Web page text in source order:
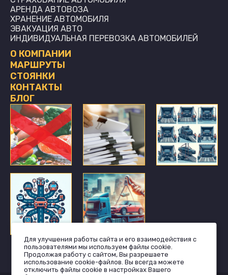
Для улучшения работы сайта и его взаимодействия с
пользователями мы используем файлы cookie.
Продолжая работу с сайтом, Вы разрешаете
использование cookie-файлов. Вы всегда можете
отключить файлы cookie в настройках Вашего
АРЕНДА АВТОВОЗА
ХРАНЕНИЕ АВТОМОБИЛЯ
ЭВАКУАЦИЯ АВТО
ИНДИВИДУАЛЬНАЯ ПЕРЕВОЗКА АВТОМОБИЛЕЙ
О КОМПАНИИ
МАРШРУТЫ
СТОЯНКИ
КОНТАКТЫ
БЛОГ